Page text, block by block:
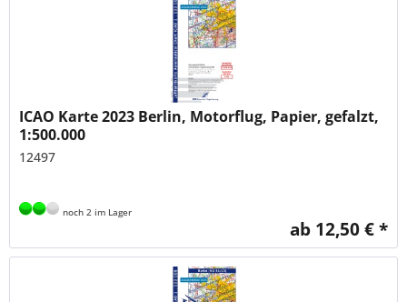
ICAO Karte 2023 Berlin, Motorflug, Papier, gefalzt,
1:500.000
12497
noch 2 im Lager
ab 12,50 € *